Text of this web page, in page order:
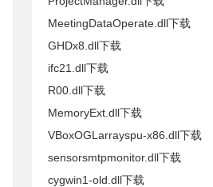
MeetingDataOperate.dll下载
GHDx8.dll下载
ifc21.dll下载
R00.dll下载
MemoryExt.dll下载
VBoxOGLarrayspu-x86.dll下载
sensorsmtpmonitor.dll下载
cygwin1-old.dll下载